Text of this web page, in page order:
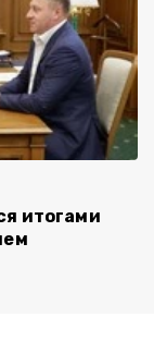
итогами